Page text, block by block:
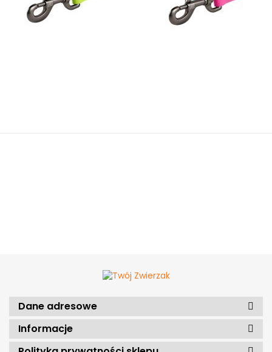
Dane adresowe
Informacje